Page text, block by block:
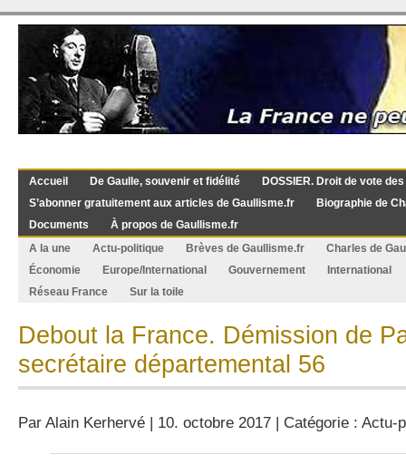
Accueil De Gaulle, souvenir et fidélité
DOSSIER. Droit de vote
S’abonner gratuitement aux articles de Gaullisme.fr
Biographie de
Documents
À propos de Gaullisme.fr
A la une
Actu-politique Brèves de Gaullisme.fr
Charles de
Économie
Europe/International Gouvernement
International
Réseau France
Sur la toile
Debout la France. Démission de
secrétaire départemental 56
Par Alain Kerhervé | 10. octobre 2017 | Catégorie : Actu-